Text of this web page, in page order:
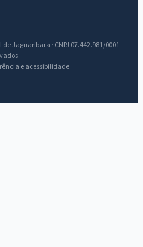
Jaguaribara · CNPJ 07.442.981/0001-
e acessibilidade